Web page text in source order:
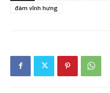
đàm vĩnh hưng